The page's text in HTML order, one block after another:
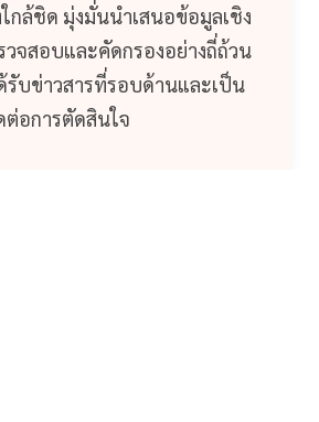
กล้ชิด มุ่งมั่นนำเสนอข้อมูลเชิง
จสอบและคัดกรองอย่างถี่ถ้วน
รับข่าวสารที่รอบด้านและเป็น
อการตัดสินใจ